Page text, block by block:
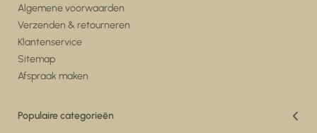
Algemene voorwaarden
Verzenden & retourneren
Klantenservice
Sitemap
Afspraak maken
Populaire categorieën